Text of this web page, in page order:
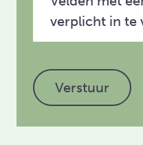
verplicht in te
Verstuur